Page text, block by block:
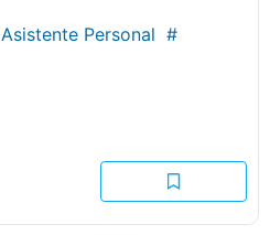
Asistente Personal #